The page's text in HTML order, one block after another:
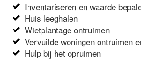
Inventariseren en waarde
Huis leeghalen
Wietplantage ontruimen
Vervuilde woningen ontruimen
Hulp bij het opruimen